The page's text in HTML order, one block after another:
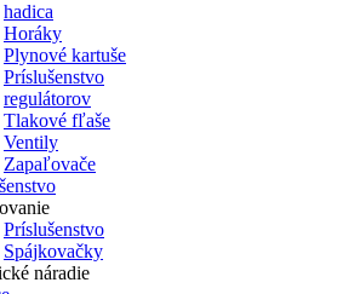
hadica
Horáky
Plynové kartuše
Príslušenstvo
regulátorov
Tlakové fľaše
Ventily
Zapaľovače
Príslušenstvo
Spájkovačky
náradie